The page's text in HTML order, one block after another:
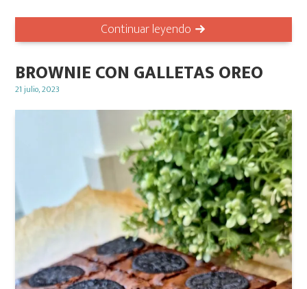
Continuar leyendo
BROWNIE CON GALLETAS OREO
Posted
21 julio, 2023